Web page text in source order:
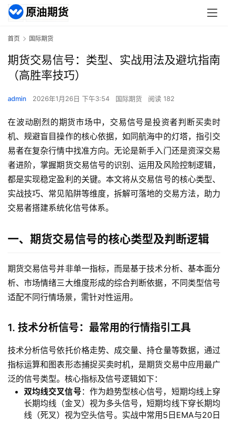
首页 国际期货
期货交易信号：类型、实战用法及避坑指南
（高胜率技巧）
admin 2026年1月26日 下午3:54 国际期货 阅读 182
在波动剧烈的期货市场中，交易信号是投资者判断买卖时
机、规避盲目操作的核心依据，如同航海中的灯塔，指引交
易者在复杂行情中找准方向。无论是新手入门还是资深交易
者进阶，掌握期货交易信号的识别、运用及风险控制逻辑，
都是实现稳定盈利的关键。本文将从交易信号的核心类型、
实战技巧、常见陷阱等维度，拆解可落地的交易方法，助力
交易者搭建系统化信号体系。
一、期货交易信号的核心类型及判断逻辑
期货交易信号并非单一指标，而是基于技术分析、基本面分
析、市场情绪三大维度形成的综合判断依据，不同类型信号
适配不同行情场景，需针对性运用。
1. 技术分析信号：最常用的行情指引工具
技术分析信号依托价格走势、成交量、持仓量等数据，通过
指标运算和图表形态捕捉买卖时机，是期货交易中应用最广
泛的信号类型。核心指标及信号逻辑如下：
双均线交叉信号 ：作为趋势型核心信号，短期均线上穿
长期均线（金叉）视为多头信号，短期均线下穿长期均
线（死叉）视为空头信号。实战中常用5日EMA与20日